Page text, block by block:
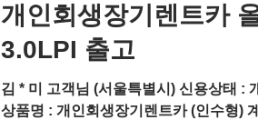
개인회생장기렌트카
3.0LPI 출고
김 * 미 고객님 (서울특별시) 신용상태 :
상품명 : 개인회생장기렌트카 (인수형)